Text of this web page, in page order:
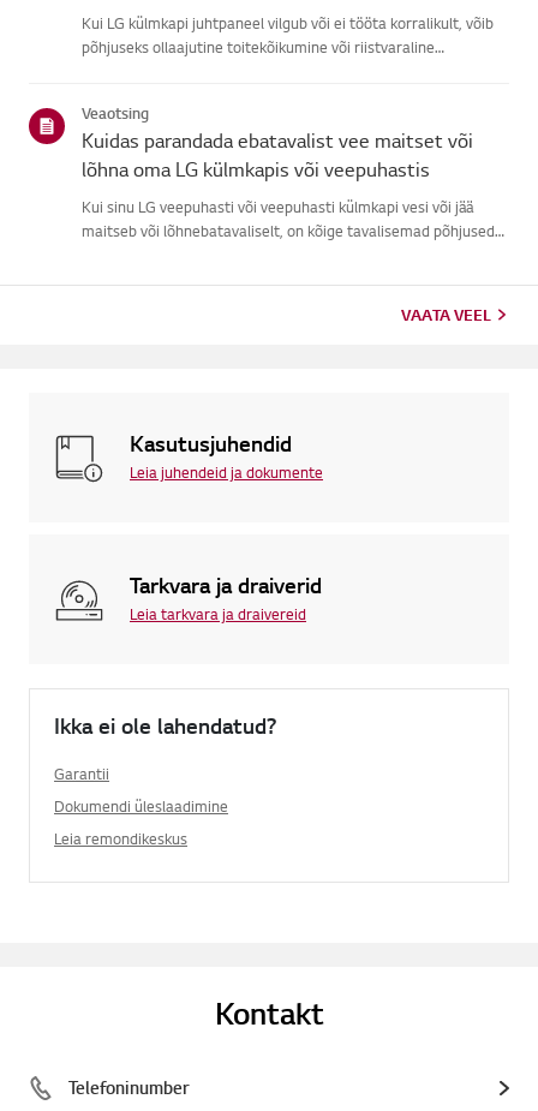
Kui LG külmkapi juhtpaneel vilgub või ei tööta korralikult, võib
põhjuseks ollaajutine toitekõikumine või riistvaraline
Veaotsing
Kuidas parandada ebatavalist vee maitset või
lõhna oma LG külmkapis või veepuhastis
Kui sinu LG veepuhasti või veepuhasti külmkapi vesi või jää
maitseb või lõhnebatavaliselt, on kõige tavalisemad põhjused
VAATA VEEL
Kasutusjuhendid
Leia juhendeid ja dokumente
Tarkvara ja draiverid
Leia tarkvara ja draivereid
Ikka ei ole lahendatud?
Garantii
Dokumendi üleslaadimine
Leia remondikeskus
Kontakt
Telefoninumber